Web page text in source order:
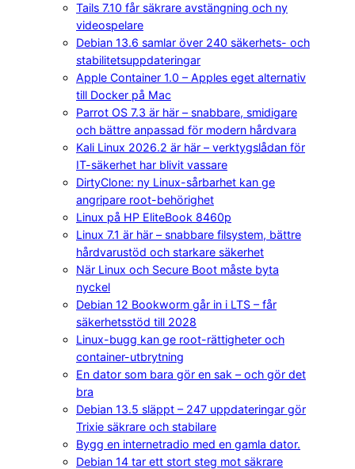
Tails 7.10 får säkrare avstängning och ny
videospelare
Debian 13.6 samlar över 240 säkerhets- och
stabilitetsuppdateringar
Apple Container 1.0 – Apples eget alternativ
till Docker på Mac
Parrot OS 7.3 är här – snabbare, smidigare
och bättre anpassad för modern hårdvara
Kali Linux 2026.2 är här – verktygslådan för
IT-säkerhet har blivit vassare
DirtyClone: ny Linux-sårbarhet kan ge
angripare root-behörighet
Linux på HP EliteBook 8460p
Linux 7.1 är här – snabbare filsystem, bättre
hårdvarustöd och starkare säkerhet
När Linux och Secure Boot måste byta
nyckel
Debian 12 Bookworm går in i LTS – får
säkerhetsstöd till 2028
Linux-bugg kan ge root-rättigheter och
container-utbrytning
En dator som bara gör en sak – och gör det
bra
Debian 13.5 släppt – 247 uppdateringar gör
Trixie säkrare och stabilare
Bygg en internetradio med en gamla dator.
Debian 14 tar ett stort steg mot säkrare